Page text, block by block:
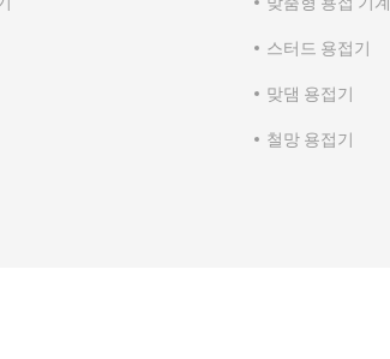
스터드 용접기
맞댐 용접기
철망 용접기